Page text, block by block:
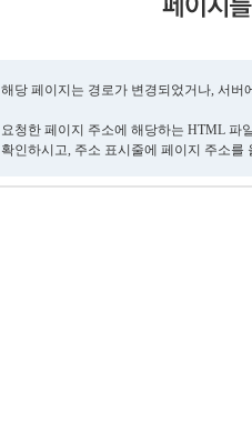
해당 페이지는 경로가 변경되었거나, 서
요청한 페이지 주소에 해당하는 HTML 파
확인하시고, 주소 표시줄에 페이지 주소